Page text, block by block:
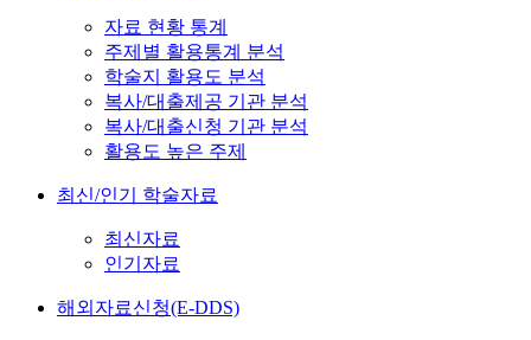
자료 현황 통계
주제별 활용통계 분석
학술지 활용도 분석
복사/대출제공 기관 분석
복사/대출신청 기관 분석
활용도 높은 주제
최신/인기 학술자료
최신자료
인기자료
해외자료신청(E-DDS)